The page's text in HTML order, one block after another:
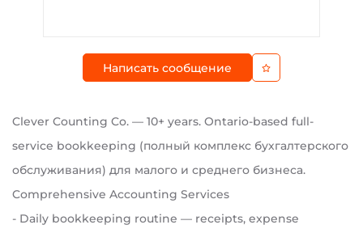
Написать сообщение
Clever Counting Co. — 10+ years. Ontario-based full-
service bookkeeping (полный комплекс бухгалтерского
обслуживания) для малого и среднего бизнеса.
Comprehensive Accounting Services
- Daily bookkeeping routine — receipts, expense